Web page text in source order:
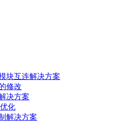
块互连解决方案
修改
决方案
化
解决方案